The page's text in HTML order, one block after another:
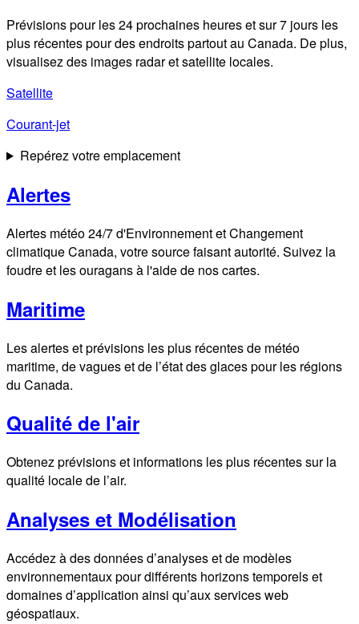
Prévisions pour les 24 prochaines heures et sur 7 jours les
plus récentes pour des endroits partout au Canada. De plus,
visualisez des images radar et satellite locales.
Satellite
Courant-jet
Repérez votre emplacement
Alertes
Alertes météo 24/7 d'Environnement et Changement
climatique Canada, votre source faisant autorité. Suivez la
foudre et les ouragans à l'aide de nos cartes.
Maritime
Les alertes et prévisions les plus récentes de météo
maritime, de vagues et de l’état des glaces pour les régions
du Canada.
Qualité de l'air
Obtenez prévisions et informations les plus récentes sur la
qualité locale de l’air.
Analyses et Modélisation
Accédez à des données d’analyses et de modèles
environnementaux pour différents horizons temporels et
domaines d’application ainsi qu’aux services web
géospatiaux.